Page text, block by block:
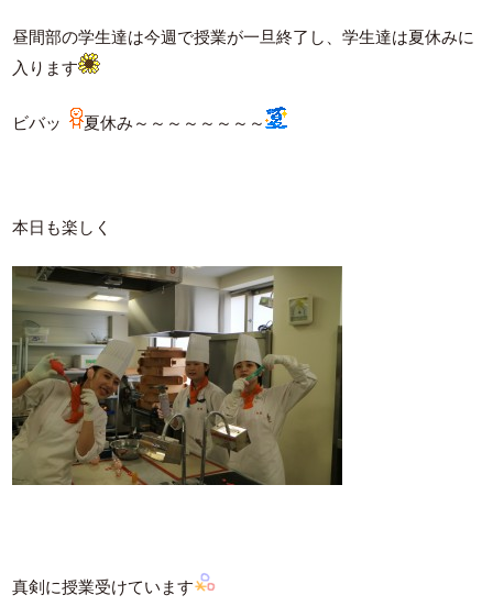
昼間部の学生達は今週で授業が一旦終了し、学生達は夏休みに
入ります
ビバッ 夏休み～～～～～～～～
本日も楽しく
真剣に授業受けています